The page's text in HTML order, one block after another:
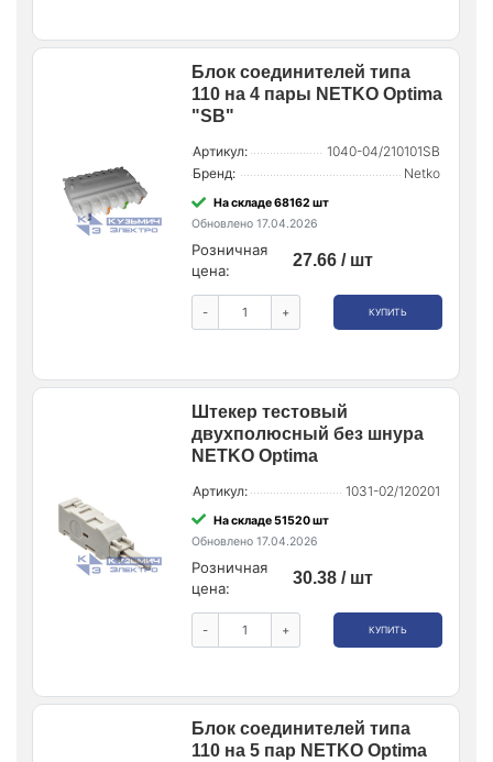
Блок соединителей типа
110 на 4 пары NETKO Optima
"SB"
Артикул:
1040-04/210101SB
Бренд:
Netko
На складе 68162 шт
Обновлено 17.04.2026
Розничная
цена:
27.66 / шт
- + КУПИТЬ
Штекер тестовый
двухполюсный без шнура
NETKO Optima
Артикул: 1031-02/120201
На складе 51520 шт
Обновлено 17.04.2026
Розничная
цена:
30.38 / шт
- + КУПИТЬ
Блок соединителей типа
110 на 5 пар NETKO Optima